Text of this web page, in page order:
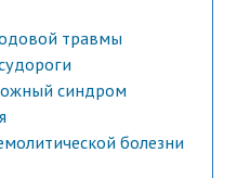
травмы
синдром
болезни